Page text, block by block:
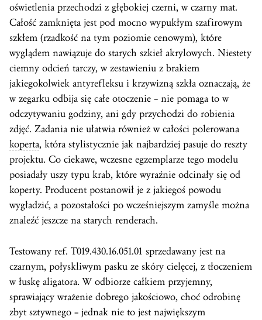
oświetlenia przechodzi z głębokiej czerni, w czarny mat.
Całość zamknięta jest pod mocno wypukłym szafirowym
szkłem (rzadkość na tym poziomie cenowym), które
wyglądem nawiązuje do starych szkieł akrylowych. Niestety
ciemny odcień tarczy, w zestawieniu z brakiem
jakiegokolwiek antyrefleksu i krzywizną szkła oznaczają, że
w zegarku odbija się całe otoczenie – nie pomaga to w
odczytywaniu godziny, ani gdy przychodzi do robienia
zdjęć. Zadania nie ułatwia również w całości polerowana
koperta, która stylistycznie jak najbardziej pasuje do reszty
projektu. Co ciekawe, wczesne egzemplarze tego modelu
posiadały uszy typu krab, które wyraźnie odcinały się od
koperty. Producent postanowił je z jakiegoś powodu
wygładzić, a pozostałości po wcześniejszym zamyśle można
znaleźć jeszcze na starych renderach.
Testowany ref. T019.430.16.051.01 sprzedawany jest na
czarnym, połyskliwym pasku ze skóry cielęcej, z tłoczeniem
w łuskę aligatora. W odbiorze całkiem przyjemny,
sprawiający wrażenie dobrego jakościowo, choć odrobinę
zbyt sztywnego – jednak nie to jest największym